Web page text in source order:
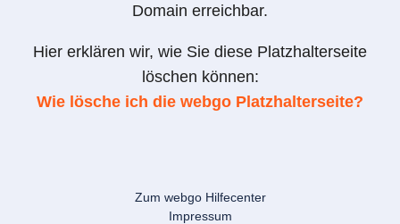
Domain erreichbar.
Hier erklären wir, wie Sie diese Platzhalterseite
löschen können:
Wie lösche ich die webgo Platzhalterseite?
Zum webgo Hilfecenter
Impressum